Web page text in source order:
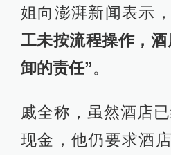
姐向澎湃新闻表示
工未按流程操作，
卸的责任”。
戚全称，虽然酒店
现金，他仍要求酒